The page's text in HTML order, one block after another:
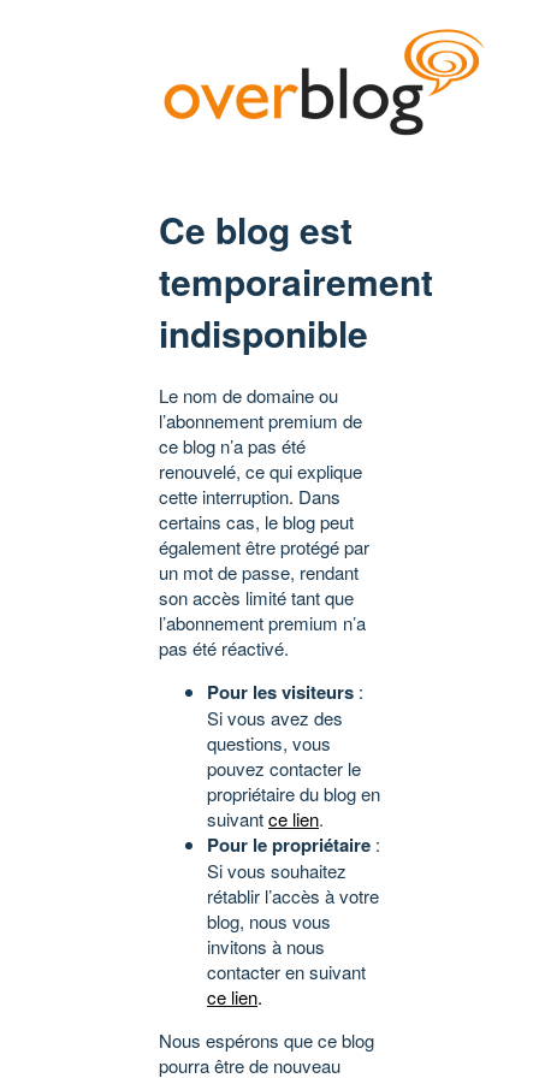
Ce blog est
temporairement
indisponible
Le nom de domaine ou
l’abonnement premium de
ce blog n’a pas été
renouvelé, ce qui explique
cette interruption. Dans
certains cas, le blog peut
également être protégé par
un mot de passe, rendant
son accès limité tant que
l’abonnement premium n’a
pas été réactivé.
Pour les visiteurs :
Si vous avez des
questions, vous
pouvez contacter le
propriétaire du blog en
suivantce lien.
Pour le propriétaire :
Si vous souhaitez
rétablir l’accès à votre
blog, nous vous
invitons à nous
contacter en suivant
ce lien.
Nous espérons que ce blog
pourra être de nouveau